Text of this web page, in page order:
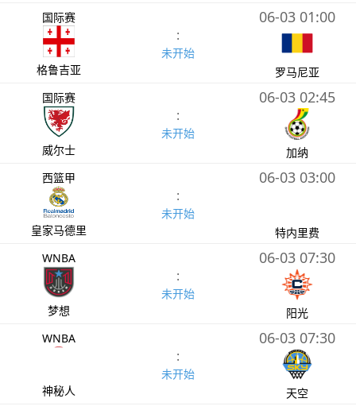
国际赛
格鲁吉亚
:
未开始
06-03 01:00
罗马尼亚
国际赛
威尔士
:
未开始
06-03 02:45
加纳
西篮甲
皇家马德里
:
未开始
06-03 03:00
特内里费
WNBA
梦想
:
未开始
06-03 07:30
阳光
WNBA
神秘人
:
未开始
06-03 07:30
天空